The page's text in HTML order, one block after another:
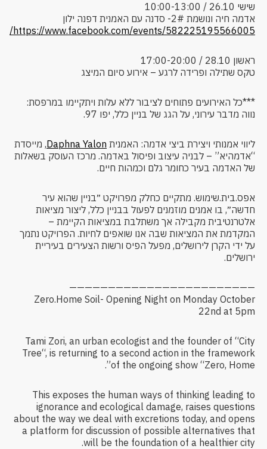
שישי 26.10 / 10:00-13:00
אדמה חיה ונושמת 2#- סדנה עם האמנית דפנה ילון
https://www.facebook.com/events/582225195566005/
ראשון 28.10 / 17:00-20:00
טקס שתילה ופרידה לרגע – אירוע סיום המיצג
***כל האירועים פתוחים לציבור ללא עלות ויתקיימו במרפסת:
נווה מדבר עירוני, על הגג של בניין כלל, יפו 97.
ליווי אמנותי ויצירת ביצי אדמה: האמנית Daphna Yalon, מייסדת
“אדמהיא” – לבניה עיצוב ופיסול באדמה. מרכז העוסק בשאלות
של האדמה בעיר כחומר גלם וכמהות חיים.
אפס.בית.שימוש. מתקיים כחלק מפרויקט ״בניין שהוא עיר
חדשה״, בו אמנים מוזמנים לפעול בבניין כלל, ליצור מציאות
אלטרנטיבית מקבילה אך משתלבת במציאות הקיימת –
המקדמת את המציאות שבה אנו שואפים לחיות. הפרויקט נתמך
על ידי הקרן לירושלים, מפעל הפיס ורשות הצעירים בעיריית
ירושלים.
————————————————————————
Zero.Home Soil- Opening Night on Monday October
22nd at 5pm
Tami Zori, an urban ecologist and the founder of “City
Tree“, is returning to a second action in the framework
of the ongoing show “Zero, Home”.
This exposes the human ways of thinking leading to
ignorance and ecological damage, raises questions
about the way we deal with excretions today, and opens
a platform for discussion of possible alternatives that
will be the foundation of a healthier city.